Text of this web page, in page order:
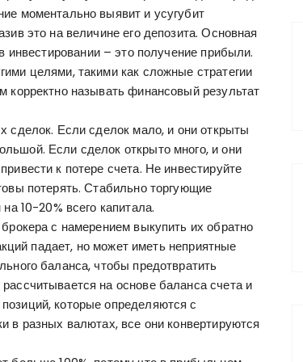
моментально выявит и усугубит
это на величине его депозита. Основная
инвестировании – это получение прибыли.
целями, такими как сложные стратегии
называть финансовый результат
сделок. Если сделок мало, и они открыты
Если сделок открыто много, и они
к потере счета. Не инвестируйте
потерять. Стабильно торгующие
10-20% всего капитала.
с намерением выкупить их обратно
падает, но может иметь неприятные
баланса, чтобы предотвратить
на основе баланса счета и
которые определяются с
в разных валютах, все они конвертируются